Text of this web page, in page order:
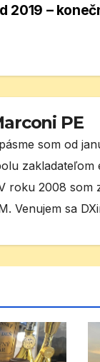
2019 –
PE
som od
roku 2008 som
Venujem sa